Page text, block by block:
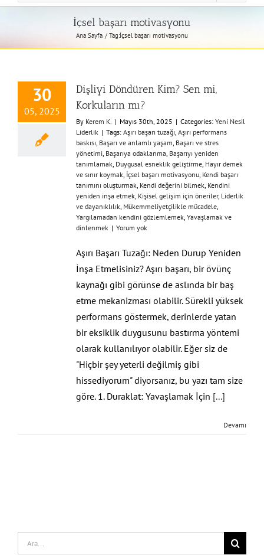
İçsel başarı motivasyonu
Ana Sayfa Tag:İçsel başarı motivasyonu
30
05, 2025
Dişliyi Döndüren Kim? Sen mi,
Korkuların mı?
By Kerem K. | Mayıs 30th, 2025 | Categories: Yeni Nesil
Liderlik | Tags: Aşırı başarı tuzağı, Aşırı performans
baskısı, Başarı ve anlamlı yaşam, Başarı ve stres
yönetimi, Başarıya odaklanma, Başarıyı yeniden
tanımlamak, Duygusal esneklik geliştirme, Hayır demek
ve sınır koymak, İçsel başarı motivasyonu, Kendi başarı
tanımını oluşturmak, Kendi değerini bilmek, Kendini
yeniden inşa etmek, Kişisel gelişim için öneriler, Liderlik
ve dayanıklılık, Mükemmeliyetçilikle mücadele,
Yargılamadan kendini gözlemlemek, Yavaşlamak ve
dinlenmek | Yorum yok
Aşırı Başarı Tuzağı: Neden Durup Yeniden
İnşa Etmelisiniz? Aşırı başarı, bir övünç
kaynağı gibi görünse de aslında bir baş
etme mekanizması olabilir. Sürekli yüksek
performans göstermek, derinlerde yatan
bir eksiklik duygusunu bastırma yöntemi
olarak kullanılıyor olabilir. Eğer siz de
"Hiçbir şey yeterli değilmiş gibi
hissediyorum" diyorsanız, bu yazı tam size
göre. 1. Duraklat: Yavaşlamak İçin [...]
Devamı
Search